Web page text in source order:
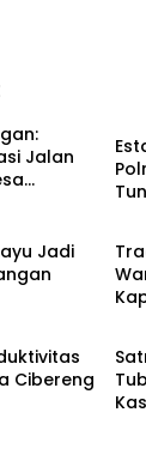
Jalan
Jadi
Cibereng